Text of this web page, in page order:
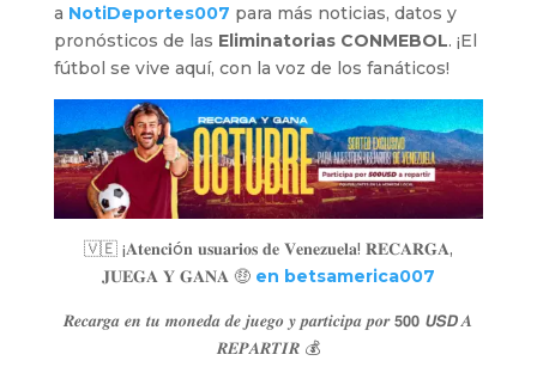
a NotiDeportes007 para más noticias, datos y
pronósticos de las Eliminatorias CONMEBOL. ¡El
fútbol se vive aquí, con la voz de los fanáticos!
🇻🇪 ¡𝐀𝐭𝐞𝐧𝐜𝐢ó𝐧 𝐮𝐬𝐮𝐚𝐫𝐢𝐨𝐬 𝐝𝐞 𝐕𝐞𝐧𝐞𝐳𝐮𝐞𝐥𝐚! 𝐑𝐄𝐂𝐀𝐑𝐆𝐀,
𝐉𝐔𝐄𝐆𝐀 𝐘 𝐆𝐀𝐍𝐀 🤑 en betsamerica007
𝑹𝒆𝒄𝒂𝒓𝒈𝒂 𝒆𝒏 𝒕𝒖 𝒎𝒐𝒏𝒆𝒅𝒂 𝒅𝒆 𝒋𝒖𝒆𝒈𝒐 𝒚 𝒑𝒂𝒓𝒕𝒊𝒄𝒊𝒑𝒂 𝒑𝒐𝒓 𝟱𝟬𝟬 𝙐𝙎𝘿 𝑨
𝑹𝑬𝑷𝑨𝑹𝑻𝑰𝑹 💰